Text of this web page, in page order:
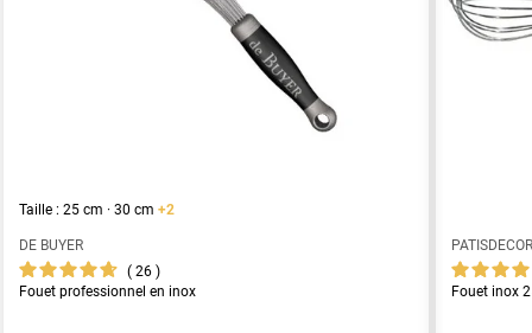
Taille : 25 cm · 30 cm +2
DE BUYER
26
Fouet professionnel en inox
Fouet inox